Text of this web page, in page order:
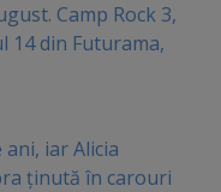
Camp Rock 3,
14 din Futurama,
ani, iar Alicia
ținută în carouri